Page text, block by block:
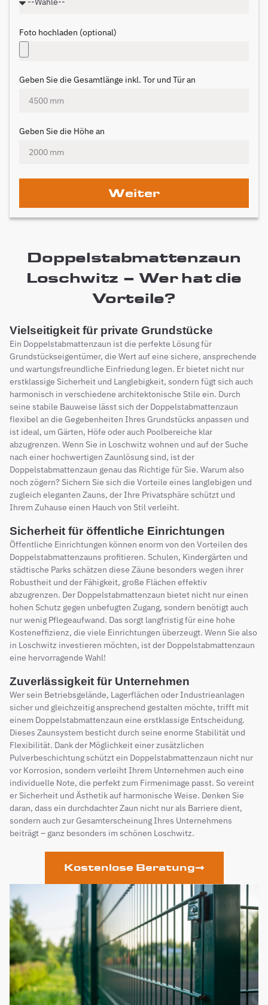
Foto hochladen (optional)
Geben Sie die Gesamtlänge inkl. Tor und Tür an
Geben Sie die Höhe an
Weiter
Doppelstabmattenzaun
Loschwitz – Wer hat die
Vorteile?
Vielseitigkeit für private Grundstücke
Ein Doppelstabmattenzaun ist die perfekte Lösung für
Grundstückseigentümer, die Wert auf eine sichere, ansprechende
und wartungsfreundliche Einfriedung legen. Er bietet nicht nur
erstklassige Sicherheit und Langlebigkeit, sondern fügt sich auch
harmonisch in verschiedene architektonische Stile ein. Durch
seine stabile Bauweise lässt sich der Doppelstabmattenzaun
flexibel an die Gegebenheiten Ihres Grundstücks anpassen und
ist ideal, um Gärten, Höfe oder auch Poolbereiche klar
abzugrenzen. Wenn Sie in Loschwitz wohnen und auf der Suche
nach einer hochwertigen Zaunlösung sind, ist der
Doppelstabmattenzaun genau das Richtige für Sie. Warum also
noch zögern? Sichern Sie sich die Vorteile eines langlebigen und
zugleich eleganten Zauns, der Ihre Privatsphäre schützt und
Ihrem Zuhause einen Hauch von Stil verleiht.
Sicherheit für öffentliche Einrichtungen
Öffentliche Einrichtungen können enorm von den Vorteilen des
Doppelstabmattenzauns profitieren. Schulen, Kindergärten und
städtische Parks schätzen diese Zäune besonders wegen ihrer
Robustheit und der Fähigkeit, große Flächen effektiv
abzugrenzen. Der Doppelstabmattenzaun bietet nicht nur einen
hohen Schutz gegen unbefugten Zugang, sondern benötigt auch
nur wenig Pflegeaufwand. Das sorgt langfristig für eine hohe
Kosteneffizienz, die viele Einrichtungen überzeugt. Wenn Sie also
in Loschwitz investieren möchten, ist der Doppelstabmattenzaun
eine hervorragende Wahl!
Zuverlässigkeit für Unternehmen
Wer sein Betriebsgelände, Lagerflächen oder Industrieanlagen
sicher und gleichzeitig ansprechend gestalten möchte, trifft mit
einem Doppelstabmattenzaun eine erstklassige Entscheidung.
Dieses Zaunsystem besticht durch seine enorme Stabilität und
Flexibilität. Dank der Möglichkeit einer zusätzlichen
Pulverbeschichtung schützt ein Doppelstabmattenzaun nicht nur
vor Korrosion, sondern verleiht Ihrem Unternehmen auch eine
individuelle Note, die perfekt zum Firmenimage passt. So vereint
er Sicherheit und Ästhetik auf harmonische Weise. Denken Sie
daran, dass ein durchdachter Zaun nicht nur als Barriere dient,
sondern auch zur Gesamterscheinung Ihres Unternehmens
beiträgt – ganz besonders im schönen Loschwitz.
Kostenlose Beratung